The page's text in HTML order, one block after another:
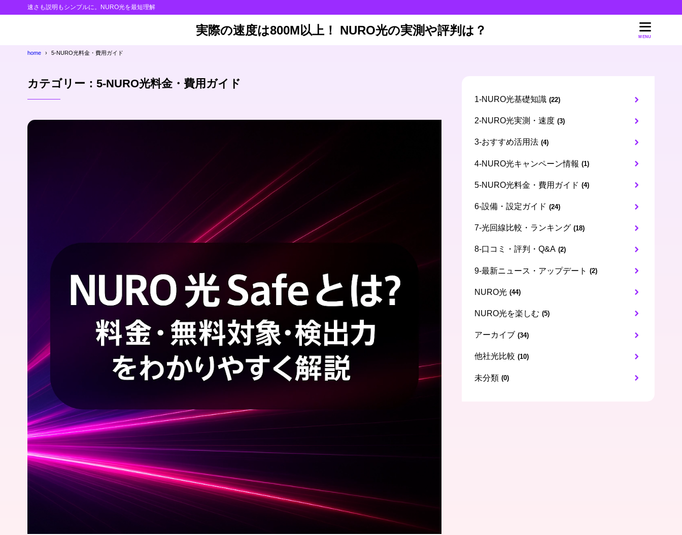
速さも説明もシンプルに。NURO光を最短理解
実際の速度は800M以上！ NURO光の実測や評判は？ MENU
home 5-NURO光料金・費用ガイド
カテゴリー：5-NURO光料金・費用ガイド
1-NURO光基礎知識 (22)
2-NURO光実測・速度 (3)
3-おすすめ活用法 (4)
4-NURO光キャンペーン情報 (1)
5-NURO光料金・費用ガイド (4)
6-設備・設定ガイド (24)
7-光回線比較・ランキング (18)
8-口コミ・評判・Q&A (2)
9-最新ニュース・アップデート (2)
NURO光 (44)
NURO光を楽しむ (5)
アーカイブ (34)
他社光比較 (10)
未分類 (0)